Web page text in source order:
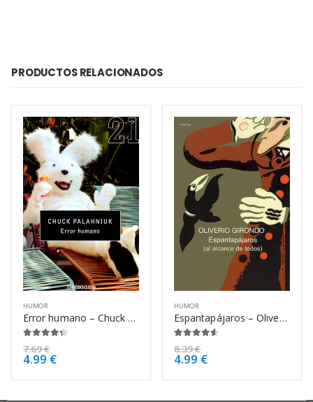
PRODUCTOS RELACIONADOS
HUMOR
Error humano – Chuck Palahniuk
7.69€
4.99 €
HUMOR
Espantapájaros – Oliverio Girondo
8.39€
4.99 €